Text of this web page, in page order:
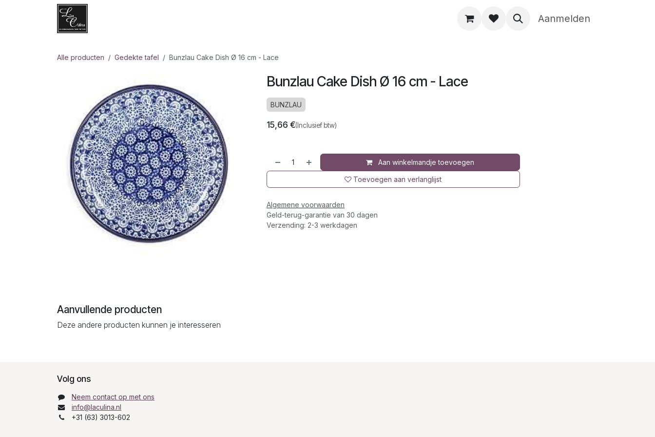
Overslaan naar inhoud
Aanmelden
Alle producten Gedekte tafel Bunzlau Cake Dish Ø 16 cm - Lace
Bunzlau Cake Dish Ø 16 cm - Lace
BUNZLAU
15,66 €(Inclusief btw)
Aan winkelmandje toevoegen
Toevoegen aan verlanglijst
Algemene voorwaarden
Geld-terug-garantie van 30 dagen
Verzending: 2-3 werkdagen
Aanvullende producten
Deze andere producten kunnen je interesseren
Volg ons
Neem contact op met ons
info@laculina.nl
+31 (63) 3013-602